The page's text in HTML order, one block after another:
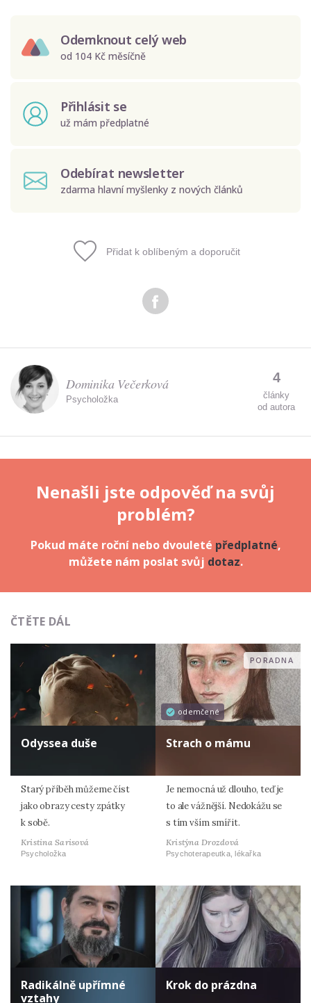
Odemknout celý web
od 104 Kč měsíčně
Přihlásit se
už mám předplatné
Odebírat newsletter
zdarma hlavní myšlenky z nových článků
Odeslat
Přidat k oblíbeným a doporučit
Dominika Večerková
Psycholožka
4
články
od autora
Nenašli jste odpověď na svůj
problém?
Pokud máte roční nebo dvouleté předplatné,
můžete nám poslat svůj dotaz.
ČTĚTE DÁL
Odyssea duše
Starý příběh můžeme číst
jako obrazy cesty zpátky
k sobě.
Kristina Sarisová
Psycholožka
odemčené
PORADNA
Strach o mámu
Je nemocná už dlouho, teď je
to ale vážnější. Nedokážu se
s tím vším smířit.
Kristýna Drozdová
Psychoterapeutka, lékařka
Radikálně upřímné
vztahy
Krok do prázdna